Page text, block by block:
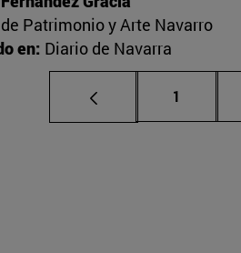
Patrimonio y Arte Navarro
en: Diario de Navarra
Página
1